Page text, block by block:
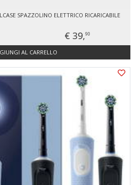
SPAZZOLINO ELETTRICO RICARICABILE
€ 39,90
AL CARRELLO